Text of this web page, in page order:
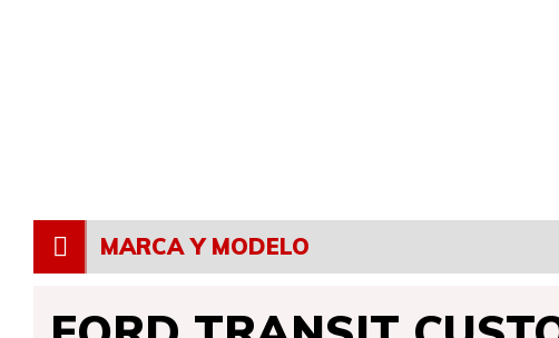
MARCA Y MODELO